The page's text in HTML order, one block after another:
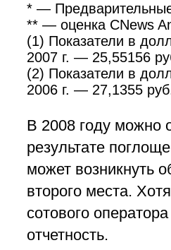
* —
** — оценка CNews
(1) Показатели в
2007 г. — 25,55156
(2) Показатели в
2006 г. — 27,1355
В 2008 году можно
результате
может возникнуть
второго места.
сотового
отчетность.